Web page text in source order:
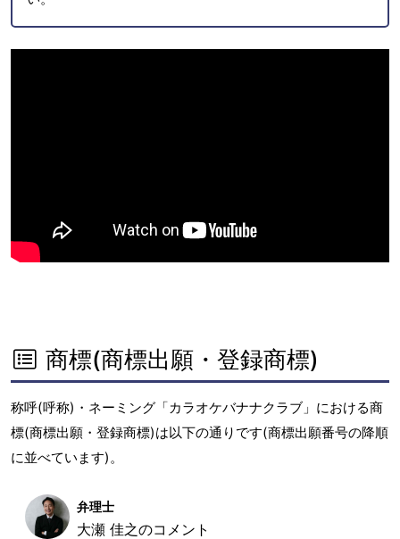
商標(商標出願・登録商標)
称呼(呼称)・ネーミング「カラオケバナナクラブ」における商
標(商標出願・登録商標)は以下の通りです(商標出願番号の降順
に並べています)。
弁理士
大瀬 佳之のコメント